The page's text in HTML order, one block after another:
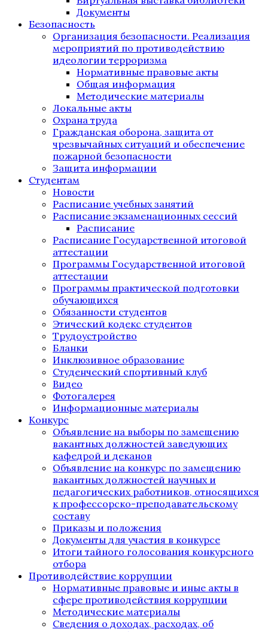
Документы
Безопасность
Организация безопасности. Реализация
мероприятий по противодействию
идеологии терроризма
Нормативные правовые акты
Общая информация
Методические материалы
Локальные акты
Охрана труда
Гражданская оборона, защита от
чрезвычайных ситуаций и обеспечение
пожарной безопасности
Защита информации
Студентам
Новости
Расписание учебных занятий
Расписание экзаменационных сессий
Расписание
Расписание Государственной итоговой
аттестации
Программы Государственной итоговой
аттестации
Программы практической подготовки
обучающихся
Обязанности студентов
Этический кодекс студентов
Трудоустройство
Бланки
Инклюзивное образование
Студенческий спортивный клуб
Видео
Фотогалерея
Информационные материалы
Конкурс
Объявление на выборы по замещению
вакантных должностей заведующих
кафедрой и деканов
Объявление на конкурс по замещению
вакантных должностей научных и
педагогических работников, относящихся
к профессорско-преподавательскому
составу
Приказы и положения
Документы для участия в конкурсе
Итоги тайного голосования конкурсного
отбора
Противодействие коррупции
Нормативные правовые и иные акты в
сфере противодействия коррупции
Методические материалы
Сведения о доходах, расходах, об